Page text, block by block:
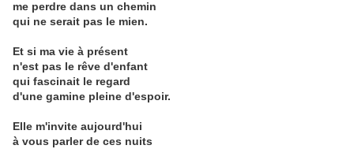
me perdre dans un chemin
qui ne serait pas le mien.
Et si ma vie à présent
n'est pas le rêve d'enfant
qui fascinait le regard
d'une gamine pleine d'espoir.
Elle m'invite aujourd'hui
à vous parler de ces nuits